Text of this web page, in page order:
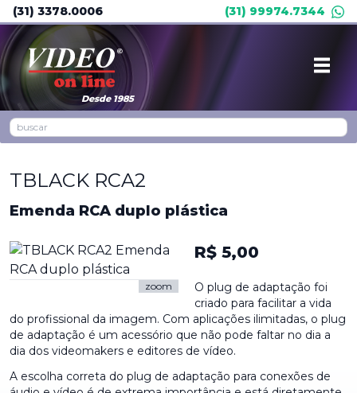
(31) 3378.0006 (31) 99974.7344
Desde 1985
TBLACK RCA2
Emenda RCA duplo plástica
zoom
R$ 5,00
O plug de adaptação foi
criado para facilitar a vida
do profissional da imagem. Com aplicações ilimitadas, o plug
de adaptação é um acessório que não pode faltar no dia a
dia dos videomakers e editores de vídeo.
A escolha correta do plug de adaptação para conexões de